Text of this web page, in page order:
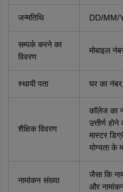
जन्मतिथि DD/MM/
सम्पर्क करने का
विवरण
मोबाइल
स्थायी पता घर का
शैक्षिक विवरण
कॉलेज का
उत्तीर्ण होने
मास्टर
योग्यता के
नामांकन संख्या
जैसा कि
और